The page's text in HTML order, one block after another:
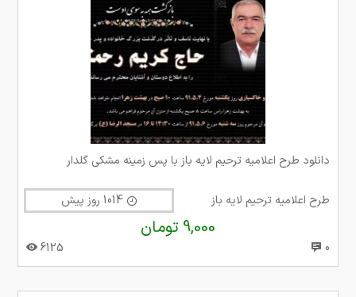
دانلود طرح اعلامیه ترحیم لایه باز با پس زمینه مشکی گلدار
طرح اعلامیه ترحیم لایه باز 1014 روز پیش
9,000 تومان
0
6125